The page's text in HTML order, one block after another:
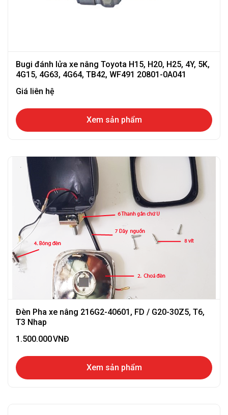
Bugi đánh lửa xe nâng Toyota H15, H20, H25, 4Y, 5K,
4G15, 4G63, 4G64, TB42, WF491 20801-0A041
Giá liên hệ
Xem sản phẩm
Đèn Pha xe nâng 216G2-40601, FD / G20-30Z5, T6,
T3 Nhap
1.500.000VNĐ
Xem sản phẩm